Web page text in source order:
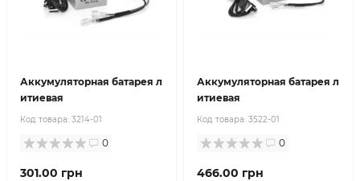
Аккумуляторная батарея л
итиевая
Код товара: 3214-01
0
301.00 грн
Аккумуляторная батарея л
итиевая
Код товара: 3522-01
0
466.00 грн